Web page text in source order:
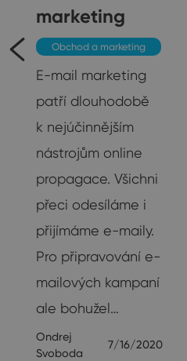
marketing
Obchod a marketing
E-mail marketing
patří dlouhodobě
k nejúčinnějším
nástrojům online
propagace. Všichni
přeci odesíláme i
přijímáme e-maily.
Pro připravování e-
mailových kampaní
ale bohužel…
Ondrej
Svoboda
7/16/2020